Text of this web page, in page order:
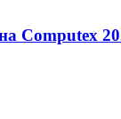
Computex